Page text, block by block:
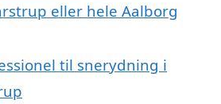
eller hele Aalborg
til snerydning i